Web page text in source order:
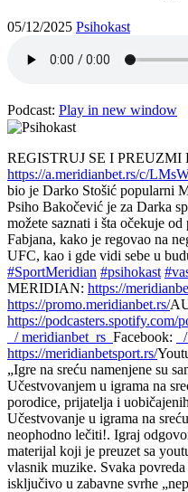
05/12/2025 Psihokast
Podcast: Play in new window
REGISTRUJ SE I PREUZMI
https://a.meridianbet.rs/c/
bio je Darko Stošić popularni
Psiho Bakočević je za Darka
možete saznati i šta očekuje
Fabjana, kako je regovao na
UFC, kao i gde vidi sebe u
#SportMeridian #psihokast
MERIDIAN: https://
https://promo.meridianbet.rs/
https://podcasters.spotify.com/
/ meridianbet_rs Facebook:
https://meridianbetsport.rs/
„Igre na sreću namenjene su
Učestvovanjem u igrama na
porodice, prijatelja i
Učestvovanje u igrama na
neophodno lečiti!. Igraj
materijal koji je preuzet sa
vlasnik muzike. Svaka
isključivo u zabavne svrhe